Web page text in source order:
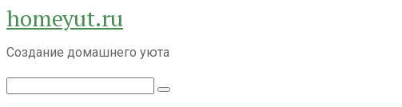
Перейти
к
контенту
homeyut.ru
Создание домашнего уюта